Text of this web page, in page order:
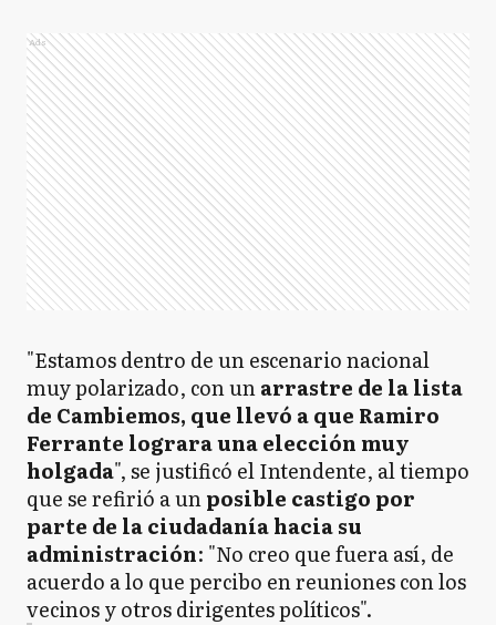
Ads
"Estamos dentro de un escenario nacional
muy polarizado, con unarrastre de la lista
de Cambiemos, que llevó a que Ramiro
Ferrante lograra una elección muy
holgada", se justificó el Intendente, al tiempo
que se refirió a unposible castigo por
parte de la ciudadanía hacia su
administración: "No creo que fuera así, de
acuerdo a lo que percibo en reuniones con los
vecinos y otros dirigentes políticos".